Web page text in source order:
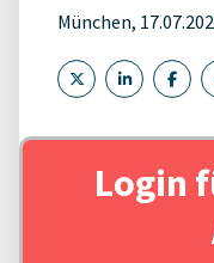
München,
Login